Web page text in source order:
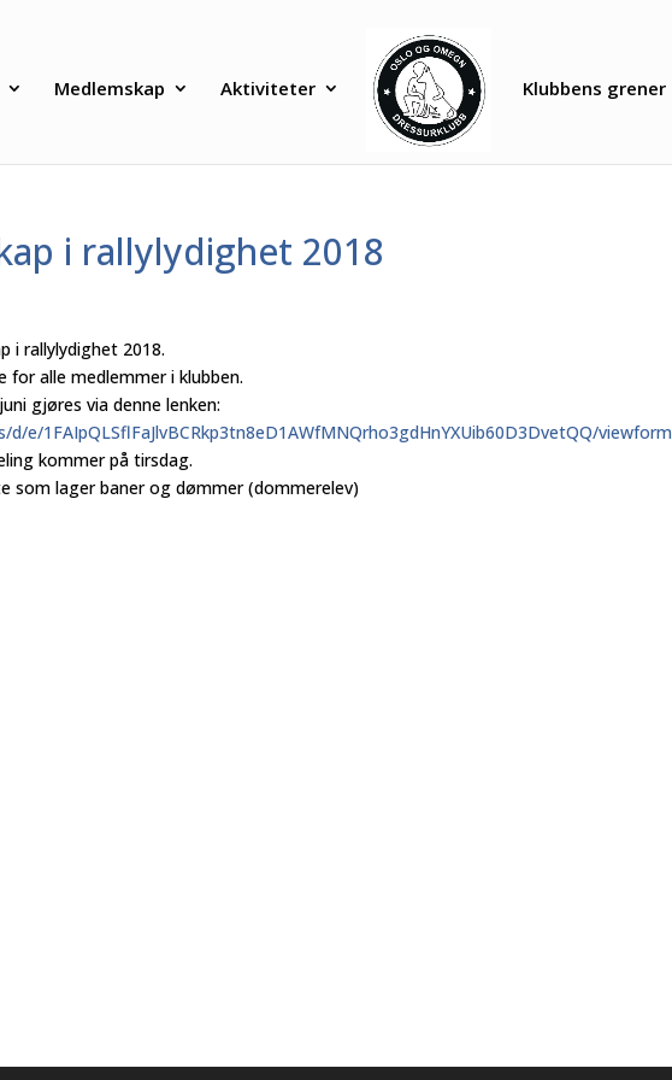
Medlemskap Aktiviteter Klubbens grener
i rallylydighet 2018
i rallylydighet 2018.
for alle medlemmer i klubben.
gjøres via denne lenken:
d/e/1FAIpQLSflFaJlvBCRkp3tn8eD1AWfMNQrho3gdHnYXUib60D3DvetQQ/viewform
kommer på tirsdag.
som lager baner og dømmer (dommerelev)